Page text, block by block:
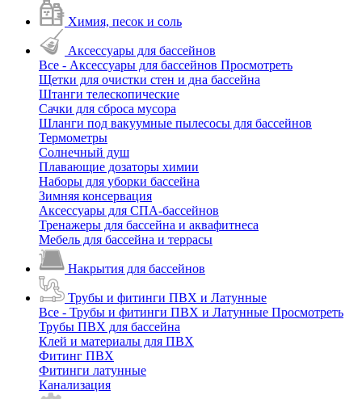
Химия, песок и соль
Аксессуары для бассейнов
Все - Аксессуары для бассейнов Просмотреть
Щетки для очистки стен и дна бассейна
Штанги телескопические
Сачки для сброса мусора
Шланги под вакуумные пылесосы для бассейнов
Термометры
Солнечный душ
Плавающие дозаторы химии
Наборы для уборки бассейна
Зимняя консервация
Аксессуары для СПА-бассейнов
Тренажеры для бассейна и аквафитнеса
Мебель для бассейна и террасы
Накрытия для бассейнов
Трубы и фитинги ПВХ и Латунные
Все - Трубы и фитинги ПВХ и Латунные Просмотреть
Трубы ПВХ для бассейна
Клей и материалы для ПВХ
Фитинг ПВХ
Фитинги латунные
Канализация